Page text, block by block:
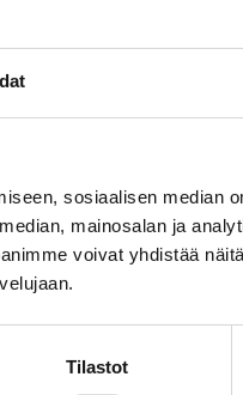
sosiaalisen median
mainosalan ja
voivat yhdistää
Tilastot